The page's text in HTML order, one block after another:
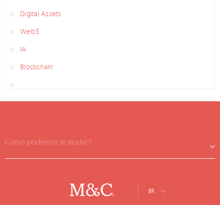
Digital Assets
Web3
IA
Blockchain
Como podemos te ajudar?
BR